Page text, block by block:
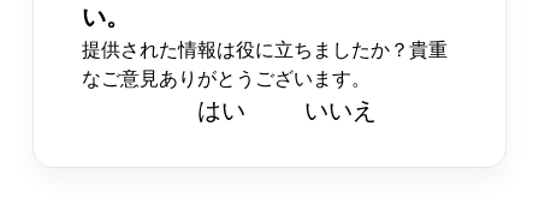
い。
提供された情報は役に立ちましたか？貴重
なご意見ありがとうございます。
はい いいえ